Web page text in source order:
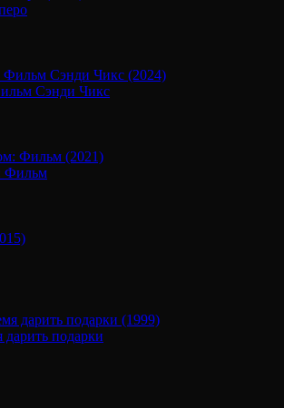
Сэнди Чикс
Фильм
подарки